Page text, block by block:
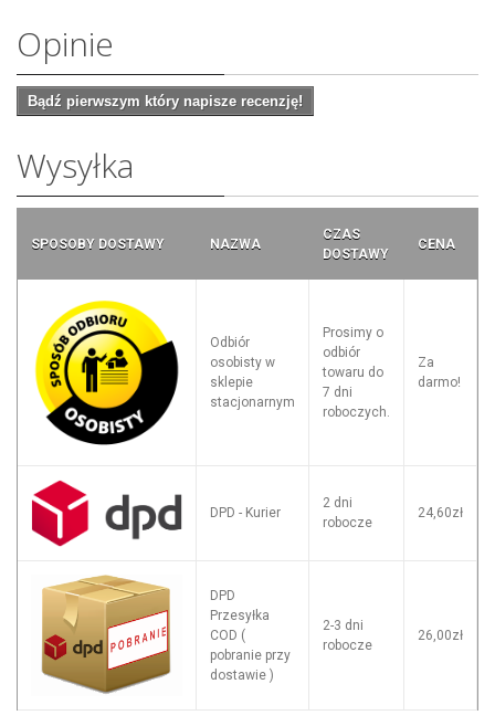
Opinie
Bądź pierwszym który napisze recenzję!
Wysyłka
SPOSOBY DOSTAWY NAZWA
CZAS
DOSTAWY
CENA
Odbiór
osobisty w
sklepie
stacjonarnym
Prosimy o
odbiór
towaru do
7 dni
roboczych.
Za
darmo!
DPD - Kurier
2 dni
robocze
24,60zł
DPD
Przesyłka
COD (
pobranie przy
dostawie )
2-3 dni
robocze
26,00zł